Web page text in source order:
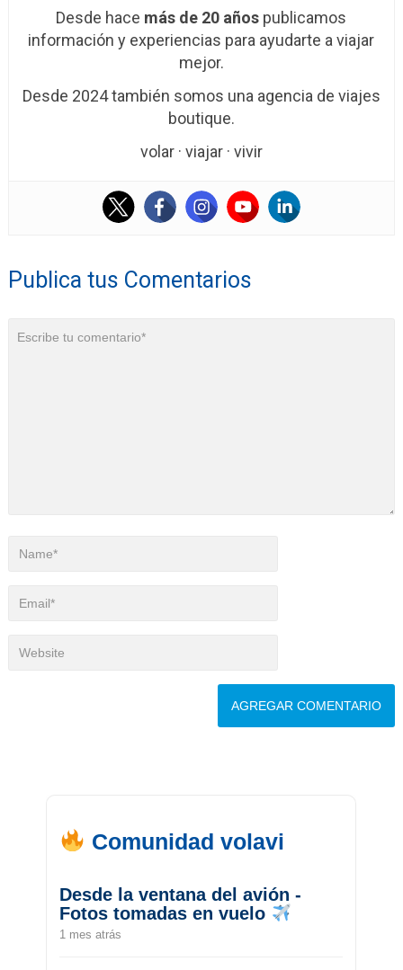
Desde hace más de 20 años publicamos
información y experiencias para ayudarte a viajar
mejor.
Desde 2024 también somos una agencia de viajes
boutique.
volar · viajar · vivir
Publica tus Comentarios
Comunidad volavi
Desde la ventana del avión -
Fotos tomadas en vuelo
1 mes atrás